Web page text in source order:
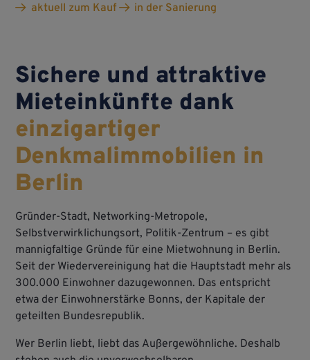
aktuell zum Kauf in der Sanierung
Sichere und attraktive
Mieteinkünfte dank
einzigartiger
Denkmalimmobilien in
Berlin
Gründer-Stadt, Networking-Metropole,
Selbstverwirklichungsort, Politik-Zentrum – es gibt
mannigfaltige Gründe für eine Mietwohnung in Berlin.
Seit der Wiedervereinigung hat die Hauptstadt mehr als
300.000 Einwohner dazugewonnen. Das entspricht
etwa der Einwohnerstärke Bonns, der Kapitale der
geteilten Bundesrepublik.
Wer Berlin liebt, liebt das Außergewöhnliche. Deshalb